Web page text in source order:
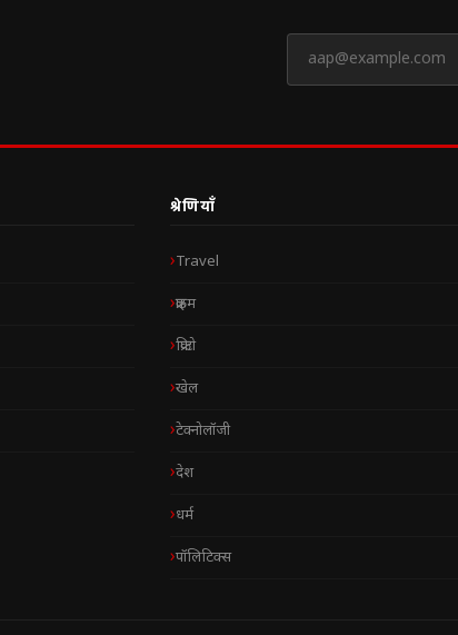
श्रेणियाँ
Travel
क्राइम
क्रिप्टो
खेल
टेक्नोलॉजी
देश
धर्म
पॉलिटिक्स